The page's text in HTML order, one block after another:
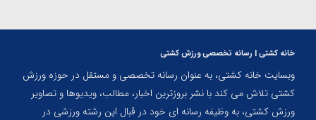
خانه کشتی | رسانه تخصصی ورزش کشتی
وبسایت خانه کشتی، به عنوان رسانه تخصصی و مستقل در حوزه ورزش
کشتی تلاش می کند با نشر بروزترین اخبار، مطالب، ویدیوها و تصاویر
ورزش کشتی، به وظیفه رسانه ای خود در قبال این رشته ورزشی در